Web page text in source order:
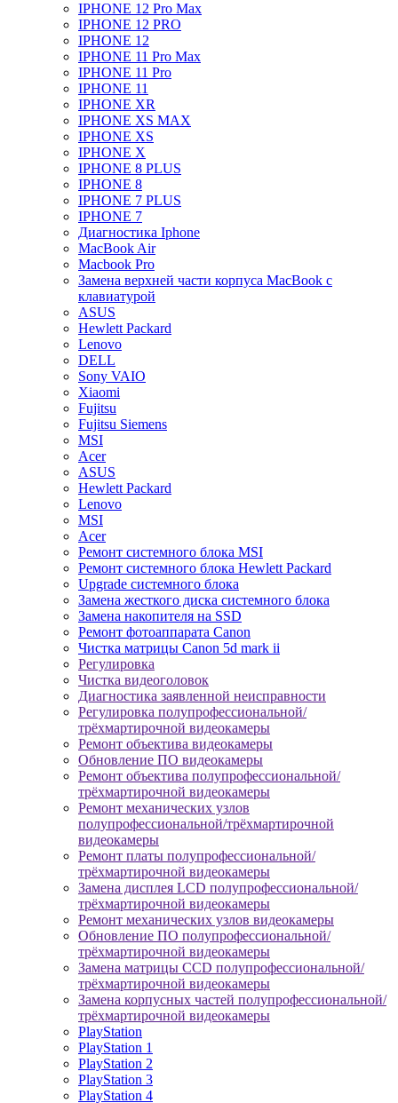
IPHONE 12 Pro Max
IPHONE 12 PRO
IPHONE 12
IPHONE 11 Pro Max
IPHONE 11 Pro
IPHONE 11
IPHONE XR
IPHONE XS MAX
IPHONE XS
IPHONE X
IPHONE 8 PLUS
IPHONE 8
IPHONE 7 PLUS
IPHONE 7
Диагностика Iphone
MacBook Air
Macbook Pro
Замена верхней части корпуса MacBook с
клавиатурой
ASUS
Hewlett Packard
Lenovo
DELL
Sony VAIO
Xiaomi
Fujitsu
Fujitsu Siemens
MSI
Acer
ASUS
Hewlett Packard
Lenovo
MSI
Acer
Ремонт системного блока MSI
Ремонт системного блока Hewlett Packard
Upgrade системного блока
Замена жесткого диска системного блока
Замена накопителя на SSD
Ремонт фотоаппарата Canon
Чистка матрицы Canon 5d mark ii
Регулировка
Чистка видеоголовок
Диагностика заявленной неисправности
Регулировка полупрофессиональной/
трёхмартирочной видеокамеры
Ремонт объектива видеокамеры
Обновление ПО видеокамеры
Ремонт объектива полупрофессиональной/
трёхмартирочной видеокамеры
Ремонт механических узлов
полупрофессиональной/трёхмартирочной
видеокамеры
Ремонт платы полупрофессиональной/
трёхмартирочной видеокамеры
Замена дисплея LCD полупрофессиональной/
трёхмартирочной видеокамеры
Ремонт механических узлов видеокамеры
Обновление ПО полупрофессиональной/
трёхмартирочной видеокамеры
Замена матрицы CCD полупрофессиональной/
трёхмартирочной видеокамеры
Замена корпусных частей полупрофессиональной/
трёхмартирочной видеокамеры
PlayStation
PlayStation 1
PlayStation 2
PlayStation 3
PlayStation 4